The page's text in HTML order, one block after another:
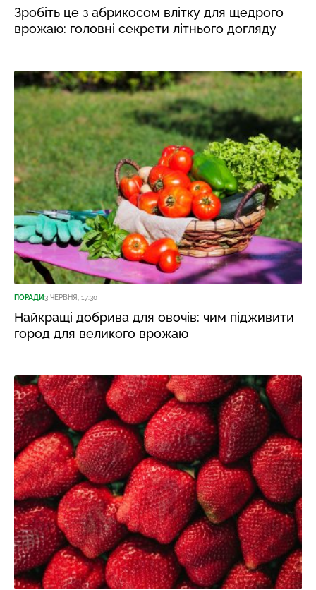
Зробіть це з абрикосом влітку для щедрого
врожаю: головні секрети літнього догляду
ПОРАДИ3 ЧЕРВНЯ, 17:30
Найкращі добрива для овочів: чим підживити
город для великого врожаю